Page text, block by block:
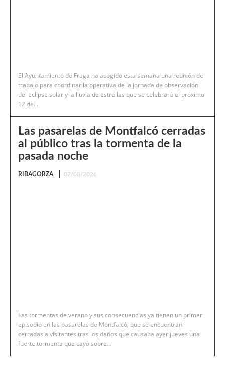
El Ayuntamiento de Fraga ha acogido esta semana una reunión de
trabajo para coordinar la operativa de la jornada de observación
del eclipse solar y la lluvia de estrellas que se celebrará el próximo
12 de...
Las pasarelas de Montfalcó cerradas
al público tras la tormenta de la
pasada noche
RIBAGORZA 07/08/2026
Las tormentas de verano y sus consecuencias ya tienen un primer
episodio en las pasarelas de Montfalcó, que se encuentran
cerradas a visitantes tras los daños que causaba ayer jueves una
fuerte tormenta que cayó sobre...